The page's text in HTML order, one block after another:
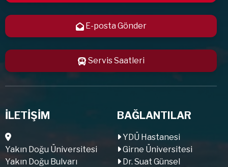
E-posta Gönder
Servis Saatleri
İLETİŞİM
Yakın Doğu Üniversitesi
Yakın Doğu Bulvarı
BAĞLANTILAR
YDÜ Hastanesi
Girne Üniversitesi
Dr. Suat Günsel